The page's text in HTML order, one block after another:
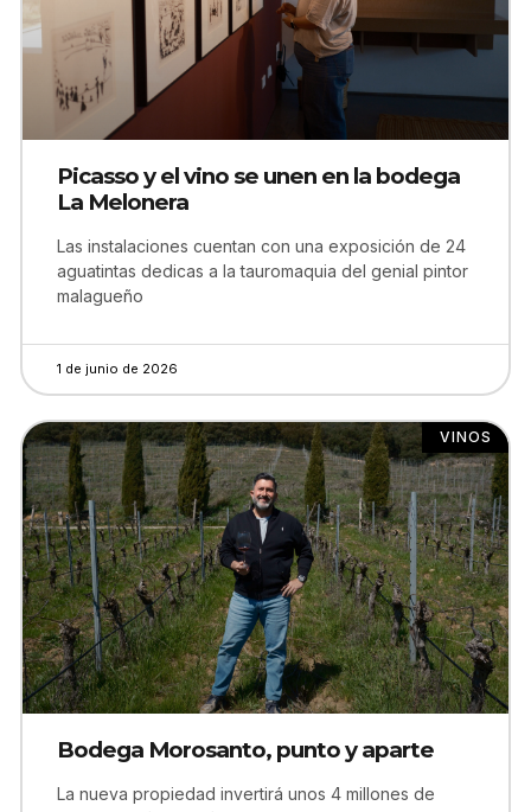
Picasso y el vino se unen en la bodega
La Melonera
Las instalaciones cuentan con una exposición de 24
aguatintas dedicas a la tauromaquia del genial pintor
malagueño
1 de junio de 2026
VINOS
Bodega Morosanto, punto y aparte
La nueva propiedad invertirá unos 4 millones de